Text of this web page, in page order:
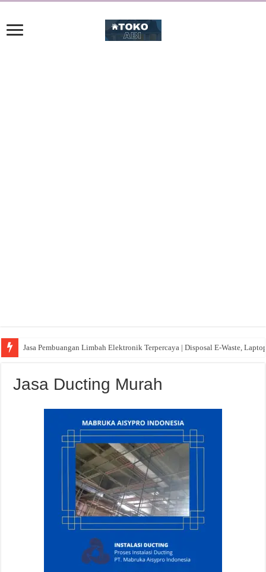
Jasa Pembuangan Limbah Elektronik Terpercaya | Disposal E-Waste,
Jasa Ducting Murah